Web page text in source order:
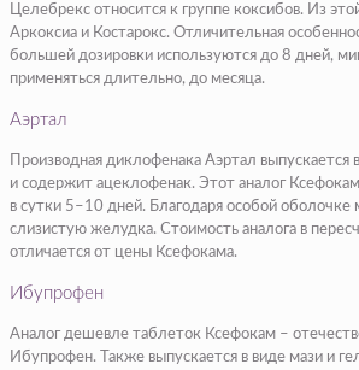
Целебрекс относится к группе коксибов. Из
Аркоксиа и Костарокс. Отличительная
большей дозировки используются до 8 дней,
применяться длительно, до месяца.
Аэртал
Производная диклофенака Аэртал выпускается
и содержит ацеклофенак. Этот аналог
в сутки 5–10 дней. Благодаря особой оболочке
слизистую желудка. Стоимость аналога в
отличается от цены Ксефокама.
Ибупрофен
Аналог дешевле таблеток Ксефокам –
Ибупрофен. Также выпускается в виде мази и